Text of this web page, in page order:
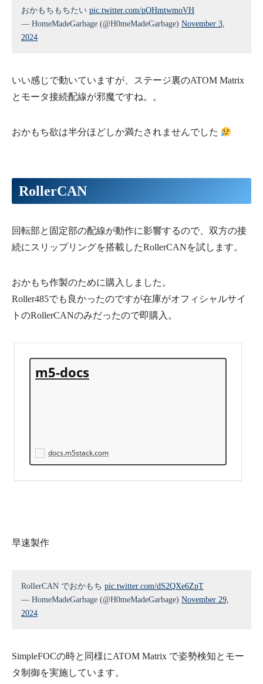
おかもちもちたい pic.twitter.com/pOHmtwmoVH
— HomeMadeGarbage (@H0meMadeGarbage) November 3,
2024
いい感じで動いていますが、ステージ裏のATOM Matrix
とモータ接続配線が邪魔ですね。。
おかもち欲は半分ほどしか満たされませんでした
RollerCAN
回転部と固定部の配線が動作に影響するので、双方の接
続にスリップリングを搭載したRollerCANを試します。
おかもち作製のために購入しました。
Roller485でも良かったのですが在庫がオフィシャルサイ
トのRollerCANのみだったので即購入。
m5-docs
docs.m5stack.com
早速製作
RollerCAN でおかもち pic.twitter.com/dS2QXe6ZpT
— HomeMadeGarbage (@H0meMadeGarbage) November 29,
2024
SimpleFOCの時と同様にATOM Matrix で姿勢検知とモー
タ制御を実施しています。